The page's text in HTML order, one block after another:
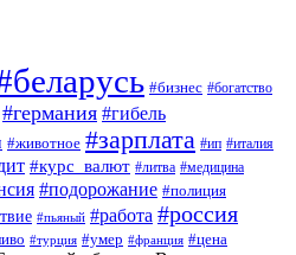
#бизнес #богатство
#германия #гибель
#животное #зарплата #ип #италия
#курс_валют #литва #медицина
#подорожание #полиция
#пьяный #работа #россия
#турция #умер #франция #цена